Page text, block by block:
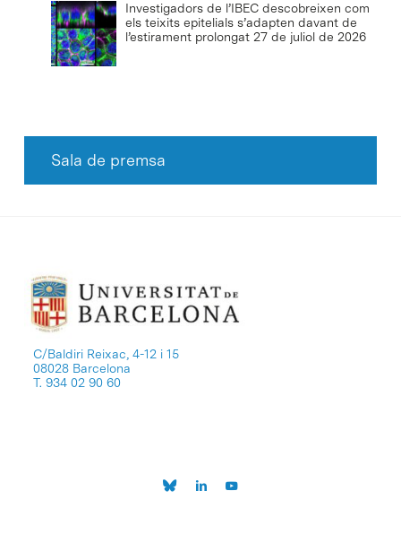
Investigadors de l’IBEC descobreixen com
els teixits epitelials s’adapten davant de
l’estirament prolongat 27 de juliol de 2026
Sala de premsa
C/Baldiri Reixac, 4-12 i 15
08028 Barcelona
T. 934 02 90 60